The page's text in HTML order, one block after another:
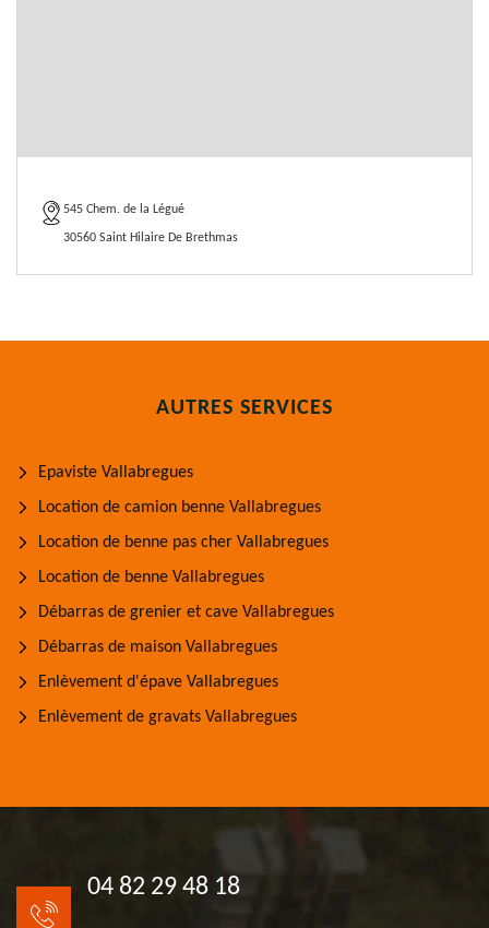
545 Chem. de la Légué
30560 Saint Hilaire De Brethmas
AUTRES SERVICES
Epaviste Vallabregues
Location de camion benne Vallabregues
Location de benne pas cher Vallabregues
Location de benne Vallabregues
Débarras de grenier et cave Vallabregues
Débarras de maison Vallabregues
Enlèvement d'épave Vallabregues
Enlèvement de gravats Vallabregues
04 82 29 48 18